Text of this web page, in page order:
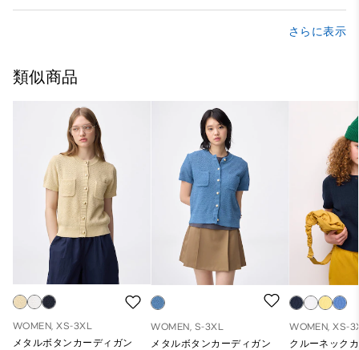
さらに表示
類似商品
WOMEN, XS-3XL
メタルボタンカーディガン
WOMEN, S-3XL
メタルボタンカーディガン
WOMEN, XS-
クルーネック